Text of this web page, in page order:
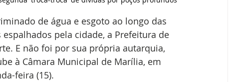
de água e esgoto ao longo das
pela cidade, a Prefeitura de
E não foi por sua própria autarquia,
à Câmara Municipal de Marília, em
feira (15).